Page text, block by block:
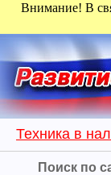
Внимание! В
Техника в
Поиск по